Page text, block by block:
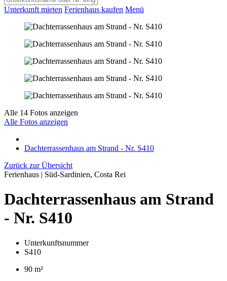
Unterkunft mieten Ferienhaus kaufen Menü
Alle 14 Fotos anzeigen
Alle Fotos anzeigen
Dachterrassenhaus am Strand - Nr. S410
Zurück zur Übersicht
Ferienhaus | Süd-Sardinien, Costa Rei
Dachterrassenhaus am Strand
- Nr. S410
Unterkunftsnummer
S410
90 m²